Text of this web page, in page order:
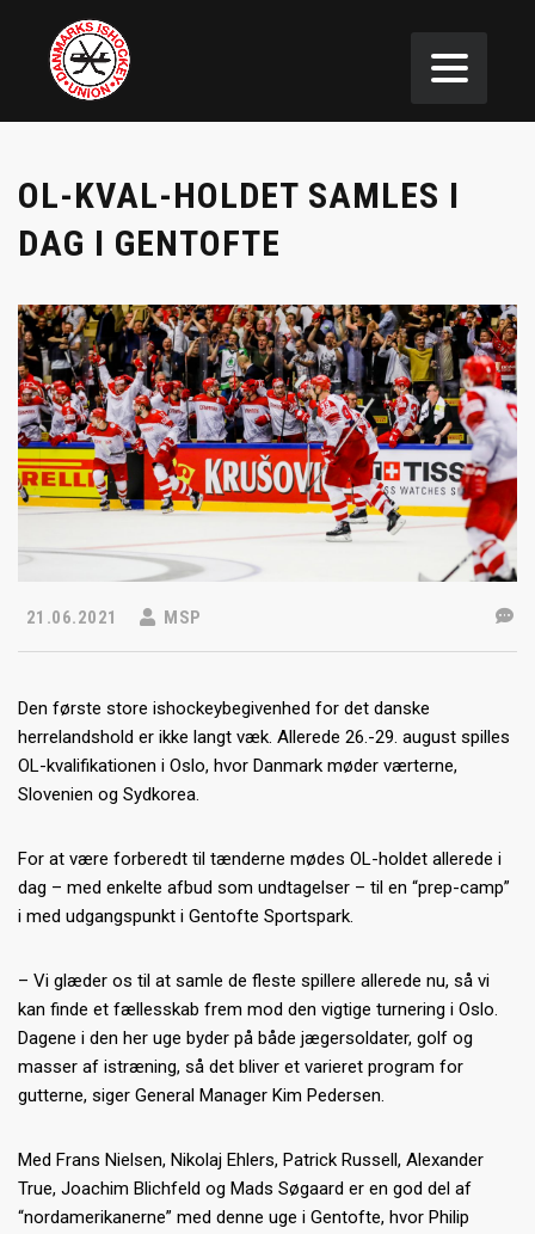
OL-KVAL-HOLDET SAMLES I
DAG I GENTOFTE
21.06.2021 MSP
Den første store ishockeybegivenhed for det danske
herrelandshold er ikke langt væk. Allerede 26.-29. august spilles
OL-kvalifikationen i Oslo, hvor Danmark møder værterne,
Slovenien og Sydkorea.
For at være forberedt til tænderne mødes OL-holdet allerede i
dag – med enkelte afbud som undtagelser – til en “prep-camp”
i med udgangspunkt i Gentofte Sportspark.
– Vi glæder os til at samle de fleste spillere allerede nu, så vi
kan finde et fællesskab frem mod den vigtige turnering i Oslo.
Dagene i den her uge byder på både jægersoldater, golf og
masser af istræning, så det bliver et varieret program for
gutterne, siger General Manager Kim Pedersen.
Med Frans Nielsen, Nikolaj Ehlers, Patrick Russell, Alexander
True, Joachim Blichfeld og Mads Søgaard er en god del af
“nordamerikanerne” med denne uge i Gentofte, hvor Philip